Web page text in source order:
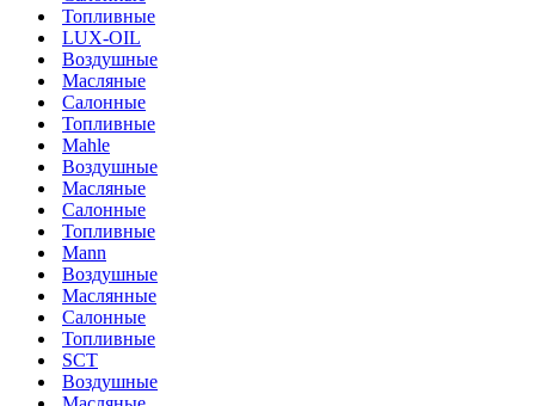
Топливные
LUX-OIL
Воздушные
Масляные
Салонные
Топливные
Mahle
Воздушные
Масляные
Салонные
Топливные
Mann
Воздушные
Маслянные
Салонные
Топливные
SCT
Воздушные